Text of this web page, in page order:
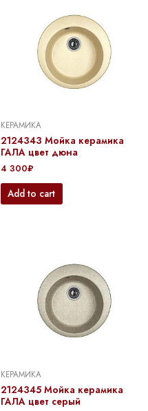
КЕРАМИКА
2124343 Мойка керамика
ГАЛА цвет дюна
4 300₽
Add to cart
КЕРАМИКА
2124345 Мойка керамика
ГАЛА цвет серый